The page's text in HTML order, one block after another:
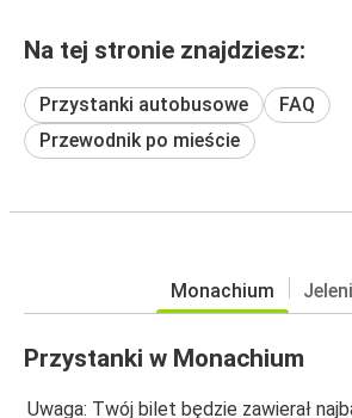
Na tej stronie znajdziesz:
Przystanki autobusowe
FAQ
Przewodnik po mieście
Monachium
Przystanki w Monachium
Uwaga: Twój bilet będzie zawierał